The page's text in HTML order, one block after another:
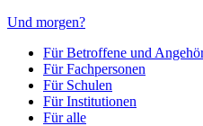
Und morgen?
Für Betroffene und
Für Fachpersonen
Für Schulen
Für Institutionen
Für alle